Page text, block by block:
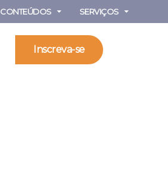
CONTEÚDOS SERVIÇOS
Inscreva-se